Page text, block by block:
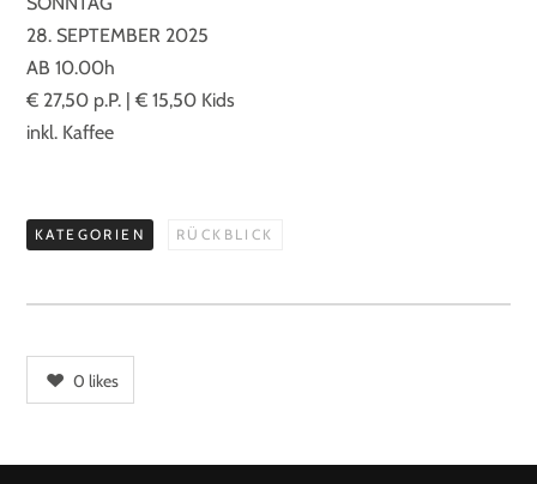
28. SEPTEMBER 2025
AB 10.00h
€ 27,50 p.P. | € 15,50 Kids
inkl. Kaffee
KATEGORIEN RÜCKBLICK
0 likes